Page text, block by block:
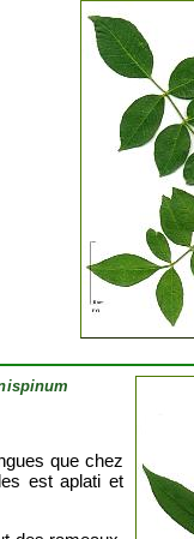
que chez
est aplati et